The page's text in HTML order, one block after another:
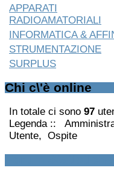
APPARATI
RADIOAMATORIALI
INFORMATICA &
STRUMENTAZIONE
SURPLUS
Chi c\'è online
In totale ci sono 97
Legenda ::
Utente, Ospite